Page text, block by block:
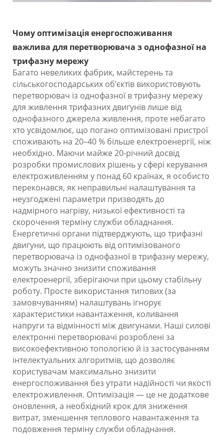
Чому оптимізація енергоспоживання
важлива для перетворювача з однофазної на
трифазну мережу
Багато невеликих фабрик, майстерень та
сільськогосподарських об’єктів використовують
перетворювач із однофазної в трифазну мережу
для живлення трифазних двигунів лише від
однофазного джерела живлення, проте небагато
хто усвідомлює, що погано оптимізовані пристрої
споживають на 20–40 % більше електроенергії, ніж
необхідно. Маючи майже 20-річний досвід
розробки промислових рішень у сфері керування
електроживленням у понад 60 країнах, я особисто
переконався, як неправильні налаштування та
неузгоджені параметри призводять до
надмірного нагріву, низької ефективності та
скорочення терміну служби обладнання.
Енергетичні органи підтверджують, що трифазні
двигуни, що працюють від оптимізованого
перетворювача із однофазної в трифазну мережу,
можуть значно знизити споживання
електроенергії, зберігаючи при цьому стабільну
роботу. Просте використання типових (за
замовчуванням) налаштувань ігнорує
характеристики навантаження, коливання
напруги та відмінності між двигунами. Наші силові
електронні перетворювачі розроблені за
високоефективною топологією й із застосуванням
інтелектуальних алгоритмів, що дозволяє
користувачам максимально знизити
енергоспоживання без утрати надійності чи якості
електроживлення. Оптимізація — це не додаткове
оновлення, а необхідний крок для зниження
витрат, зменшення теплового навантаження та
подовження терміну служби обладнання.